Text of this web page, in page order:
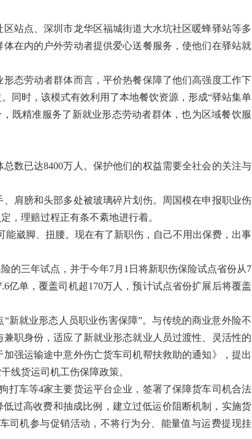
点、深圳市龙华区福城街道大水坑社区暖蜂驿站等多
在内的户外劳动者提供爱心送餐服务，使他们在驿站就
劳动者群体而言，平价热餐保障了他们高强度工作下
同时，该模式有效利用了本地餐饮资源，形成“驿站集单
既精准服务了新就业形态劳动者群体，也为区域餐饮服
已达8400万人。保护他们的权益需要全社会的关注与
肩膀和头部多处被玻璃碎片划伤。周国模在申报职业伤
，理赔过程正有条不紊地进行着。
崴脚、扭腰。现在有了新职伤，自己不用出保费，出事
三年试点，并于今年7月1日将新职伤保险试点省份从7
亿单，覆盖司机超170万人，预计试点省份扩展后将覆盖
就业形态人员职业伤害保障”。与传统的商业意外险不
职身份，适应了新就业形态就业人员过渡性、灵活性的
强运输途中意外伤亡货车司机帮扶救助的通知》，提出
线货运司机工伤保障政策。
车等4家主要货运平台企业，签署了保障货车司机合法
过高收费和抽成比例，建立过低运价阻断机制，实施货
司机参与促销活动，不将行为分、能量值与运费提现挂